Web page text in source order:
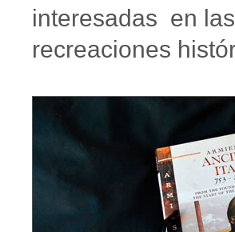
interesadas en las
recreaciones